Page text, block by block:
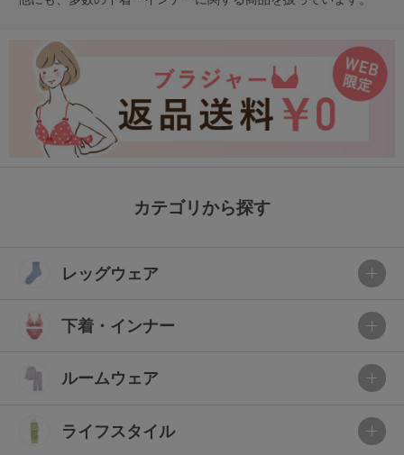
カテゴリから探す
レッグウェア
下着・インナー
ルームウェア
ライフスタイル